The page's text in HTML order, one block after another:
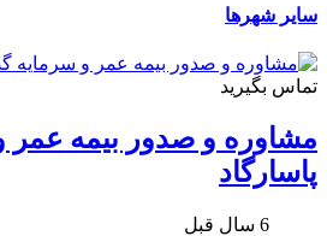
سایر شهرها
تماس بگیرید
مشاوره و صدور بیمه عمر
پاسارگاد
6 سال قبل